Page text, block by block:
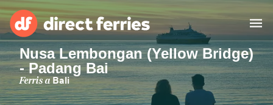
Països
Bitllets de Ferry
Nusa Lembongan (Yellow Bridge)
- Padang Bai
Ferris a Bali